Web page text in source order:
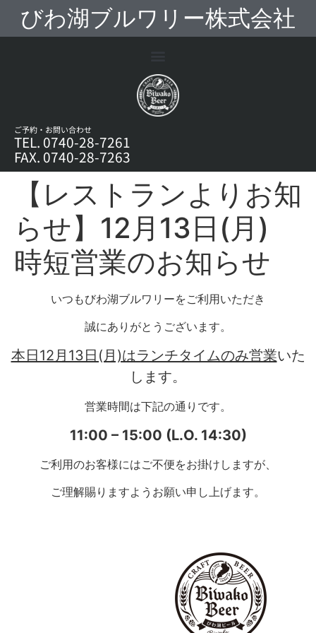
びわ湖ブルワリー株式会社
ご予約・お問い合わせ
TEL. 0740-28-7261
FAX. 0740-28-7263
【レストランよりお知
らせ】12月13日(月)
時短営業のお知らせ
いつもびわ湖ブルワリーをご利用いただき
誠にありがとうございます。
本日12月13日(月)はランチタイムのみ営業いた
します。
営業時間は下記の通りです。
11:00 – 15:00 (L.O. 14:30)
ご利用のお客様にはご不便をお掛けしますが、
ご理解賜りますようお願い申し上げます。